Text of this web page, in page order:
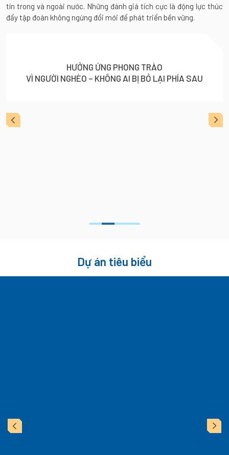
tín trong và ngoài nước. Những đánh giá tích cực là động lực thúc
đẩy tập đoàn không ngừng đổi mới để phát triển bền vững.
HƯỞNG ỨNG PHONG TRÀO
VÌ NGƯỜI NGHÈO – KHÔNG AI BỊ BỎ LẠI PHÍA SAU
Next
1 2 3 4
Dự án tiêu biểu
Next